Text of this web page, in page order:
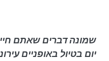
שמונה דברים שאתם
יום בטיול באופניים